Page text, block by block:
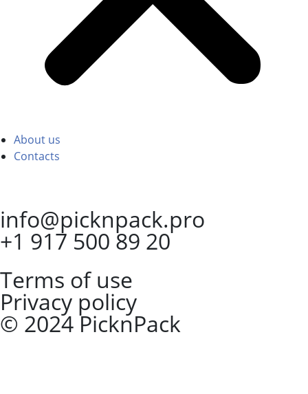
About us
Contacts
info@picknpack.pro
+1 917 500 89 20
Terms of use
Privacy policy
© 2024 PicknPack